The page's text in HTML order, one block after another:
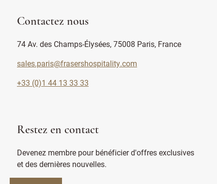
Contactez nous
74 Av. des Champs-Élysées, 75008 Paris, France
sales.paris@frasershospitality.com
+33 (0)1 44 13 33 33
Restez en contact
Devenez membre pour bénéficier d'offres exclusives
et des dernières nouvelles.